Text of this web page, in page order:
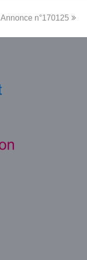
next
Annonce n°170125